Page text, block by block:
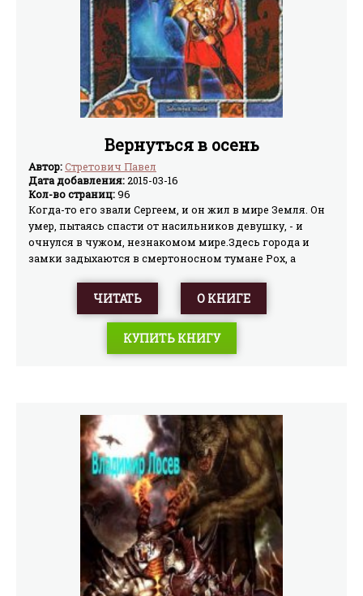
Вернуться в осень
Автор:Стретович Павел
Дата добавления:2015-03-16
Кол-во страниц:96
Когда-то его звали Сергеем, и он жил в мире Земля. Он
умер, пытаясь спасти от насильников девушку, - и
очнулся в чужом, незнакомом мире.Здесь города и
замки задыхаются в смертоносном тумане Pox, a
телепортационными вратами Здесь люди из последних
сил бьются с порожденными Тьмой монстрами -
моргами, гоблинами, великанами Здесь Сергею
предназначено схватиться со Злом, обитающим в
самом сердце Роха
ЧИТАТЬ О КНИГЕ
КУПИТЬ КНИГУ